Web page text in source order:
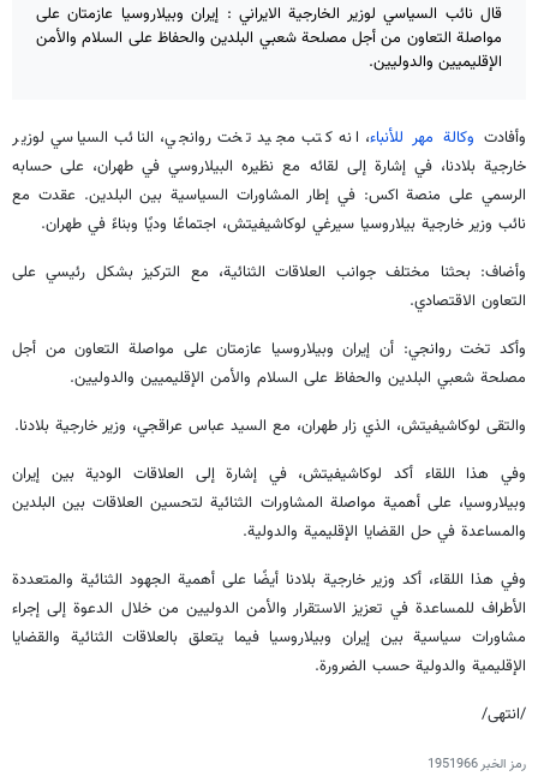
قال نائب السياسي لوزير الخارجية الايراني : إيران وبيلاروسيا عازمتان على
مواصلة التعاون من أجل مصلحة شعبي البلدين والحفاظ على السلام والأمن
الإقليميين والدوليين.
وأفادت وكالة مهر للأنباء، انه كتب مجيد تخت روانجي، النائب السياسي لوزير
خارجية بلادنا، في إشارة إلى لقائه مع نظيره البيلاروسي في طهران، على حسابه
الرسمي على منصة اكس: في إطار المشاورات السياسية بين البلدين. عقدت مع
نائب وزير خارجية بيلاروسيا سيرغي لوكاشيفيتش، اجتماعًا وديًا وبناءً في طهران.
وأضاف: بحثنا مختلف جوانب العلاقات الثنائية، مع التركيز بشكل رئيسي على
التعاون الاقتصادي.
وأكد تخت روانجي: أن إيران وبيلاروسيا عازمتان على مواصلة التعاون من أجل
مصلحة شعبي البلدين والحفاظ على السلام والأمن الإقليميين والدوليين.
والتقى لوكاشيفيتش، الذي زار طهران، مع السيد عباس عراقجي، وزير خارجية بلادنا.
وفي هذا اللقاء أكد لوكاشيفيتش، في إشارة إلى العلاقات الودية بين إيران
وبيلاروسيا، على أهمية مواصلة المشاورات الثنائية لتحسين العلاقات بين البلدين
والمساعدة في حل القضايا الإقليمية والدولية.
وفي هذا اللقاء، أكد وزير خارجية بلادنا أيضًا على أهمية الجهود الثنائية والمتعددة
الأطراف للمساعدة في تعزيز الاستقرار والأمن الدوليين من خلال الدعوة إلى إجراء
مشاورات سياسية بين إيران وبيلاروسيا فيما يتعلق بالعلاقات الثنائية والقضايا
الإقليمية والدولية حسب الضرورة.
/انتهى/
رمز الخبر1951966